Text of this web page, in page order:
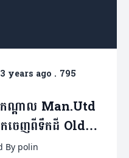
3 years ago . 795
កណ្តាល Man.Utd
ចេញពីទឹកដី Old
Trafford (មានវីដេអូ)
By polin